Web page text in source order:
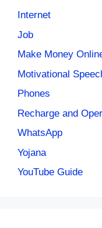
Internet
Job
Make Money
Motivational
Phones
Recharge and
WhatsApp
Yojana
YouTube Guide